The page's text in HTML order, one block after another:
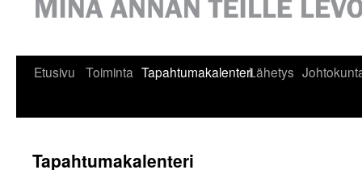
Etusivu Toiminta TapahtumakalenteriLähetys
Tapahtumakalenteri